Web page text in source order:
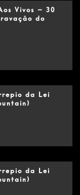
Vivos – 30
do
da Lei
da Lei